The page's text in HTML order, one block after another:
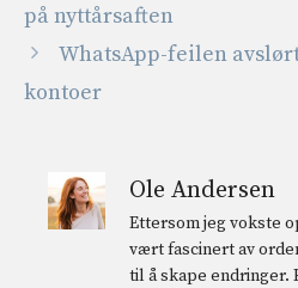
på nyttårsaften
WhatsApp-feilen
kontoer
Ole Andersen
Ettersom jeg vokste
vært fascinert av
til å skape endringer.